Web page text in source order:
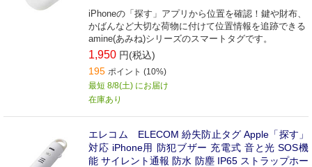
iPhoneの「探す」アプリから位置を確認！鍵や財布、
かばんなど大切な荷物に付けて位置情報を追跡できる
amine(あみね)シリーズのスマートタグです。
1,950 円(税込)
195 ポイント (10%)
最短 8/8(土) にお届け
在庫あり
エレコム ELECOM 紛失防止タグ Apple「探す」
対応 iPhone用 防犯ブザー 充電式 音と光 SOS機
能 サイレント通報 防水 防塵 IP65 ストラップホー